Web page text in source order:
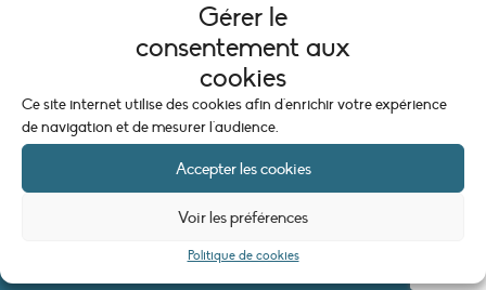
Gérer le
consentement aux
cookies
Ce site internet utilise des cookies afin d'enrichir votre expérience
de navigation et de mesurer l'audience.
Accepter les cookies
Voir les préférences
Politique de cookies
INFORMATIONS LÉGALES
Mentions légales
Politique de cookies (UE)